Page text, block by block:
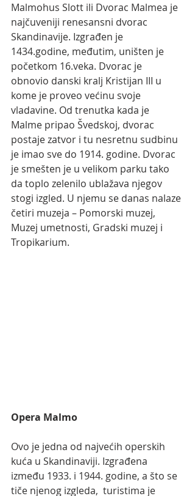
Malmohus Slott ili Dvorac Malmea je
najčuveniji renesansni dvorac
Skandinavije. Izgrađen je
1434.godine, međutim, uništen je
početkom 16.veka. Dvorac je
obnovio danski kralj Kristijan III u
kome je proveo većinu svoje
vladavine. Od trenutka kada je
Malme pripao Švedskoj, dvorac
postaje zatvor i tu nesretnu sudbinu
je imao sve do 1914. godine. Dvorac
je smešten je u velikom parku tako
da toplo zelenilo ublažava njegov
stogi izgled. U njemu se danas nalaze
četiri muzeja – Pomorski muzej,
Muzej umetnosti, Gradski muzej i
Tropikarium.
Opera Malmo
Ovo je jedna od najvećih operskih
kuća u Skandinaviji. Izgrađena
između 1933. i 1944. godine, a što se
tiče njenog izgleda,  turistima je